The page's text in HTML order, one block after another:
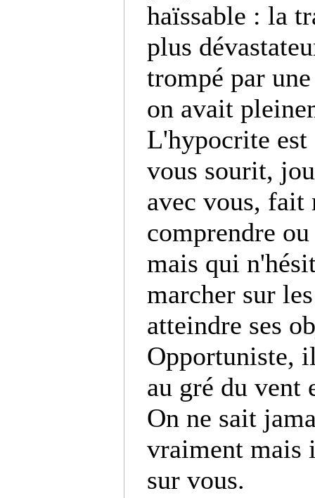
haïssable : la
plus
trompé par
on avait
L'hypocrite
vous sourit,
avec vous, fait
comprendre
mais qui
marcher sur
atteindre ses
Opportuniste,
au gré du vent
On ne sait
vraiment mais
sur vous.